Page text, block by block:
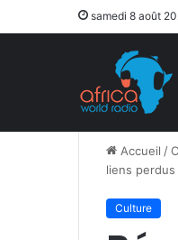
samedi 8 août
Accueil /
liens perdus
Culture